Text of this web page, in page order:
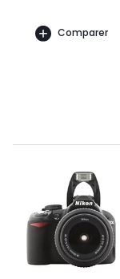
Comparer